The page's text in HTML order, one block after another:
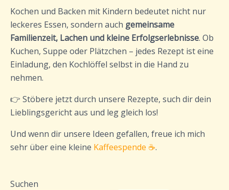
Kochen und Backen mit Kindern bedeutet nicht nur
leckeres Essen, sondern auch gemeinsame
Familienzeit, Lachen und kleine Erfolgserlebnisse. Ob
Kuchen, Suppe oder Plätzchen – jedes Rezept ist eine
Einladung, den Kochlöffel selbst in die Hand zu
nehmen.
👉 Stöbere jetzt durch unsere Rezepte, such dir dein
Lieblingsgericht aus und leg gleich los!
Und wenn dir unsere Ideen gefallen, freue ich mich
sehr über eine kleine Kaffeespende ☕.
Suchen